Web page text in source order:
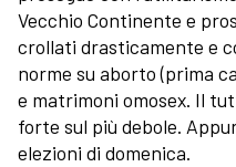
Vecchio Continente e
crollati drasticamente e
norme su aborto (prima
e matrimoni omosex. Il
forte sul più debole.
elezioni di domenica.